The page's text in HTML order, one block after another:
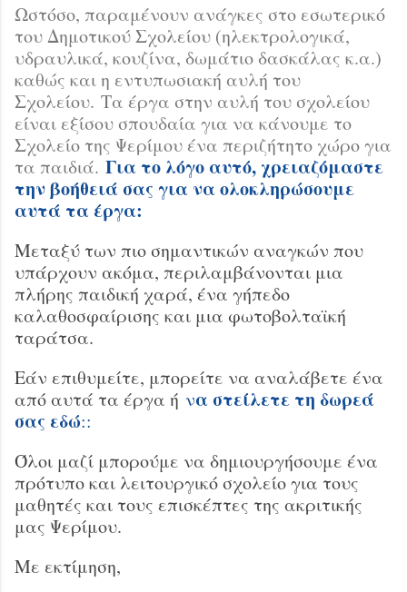
Ωστόσο, παραμένουν ανάγκες στο εσωτερικό
του Δημοτικού Σχολείου (ηλεκτρολογικά,
υδραυλικά, κουζίνα, δωμάτιο δασκάλας κ.α.)
καθώς και η εντυπωσιακή αυλή του
Σχολείου. Τα έργα στην αυλή του σχολείου
είναι εξίσου σπουδαία για να κάνουμε το
Σχολείο της Ψερίμου ένα περιζήτητο χώρο για
τα παιδιά. Για το λόγο αυτό, χρειαζόμαστε
την βοήθειά σας για να ολοκληρώσουμε
αυτά τα έργα:
Μεταξύ των πιο σημαντικών αναγκών που
υπάρχουν ακόμα, περιλαμβάνονται μια
πλήρης παιδική χαρά, ένα γήπεδο
καλαθοσφαίρισης και μια φωτοβολταϊκή
ταράτσα.
Εάν επιθυμείτε, μπορείτε να αναλάβετε ένα
από αυτά τα έργα ή να στείλετε τη δωρεά
σας εδώ::
Όλοι μαζί μπορούμε να δημιουργήσουμε ένα
πρότυπο και λειτουργικό σχολείο για τους
μαθητές και τους επισκέπτες της ακριτικής
μας Ψερίμου.
Με εκτίμηση,